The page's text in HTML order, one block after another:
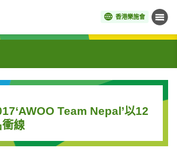
香港樂施會 目錄
Team Nepal’以12
線